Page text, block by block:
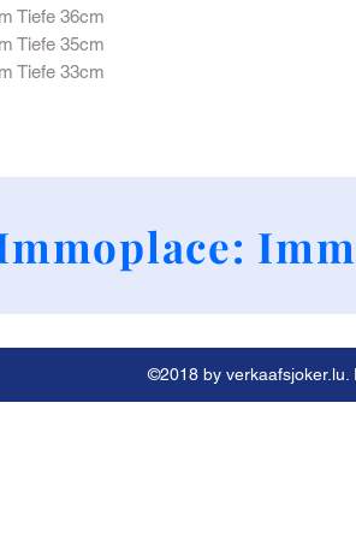
Tiefe 36cm
Tiefe 35cm
Tiefe 33cm
©2018 by verkaafsjoker.lu.